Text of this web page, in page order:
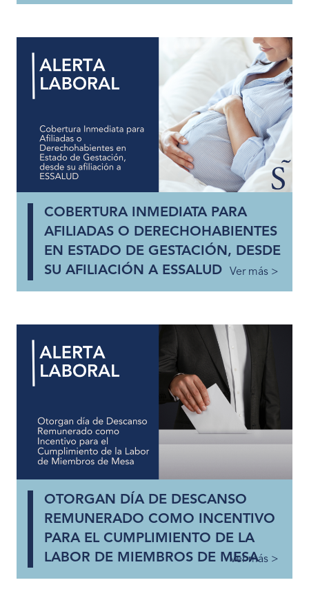
COBERTURA INMEDIATA PARA
AFILIADAS O DERECHOHABIENTES
EN ESTADO DE GESTACIÓN, DESDE
SU AFILIACIÓN A ESSALUD
Ver más >
OTORGAN DÍA DE DESCANSO
REMUNERADO COMO INCENTIVO
PARA EL CUMPLIMIENTO DE LA
LABOR DE MIEMBROS DE MESA
Ver más >